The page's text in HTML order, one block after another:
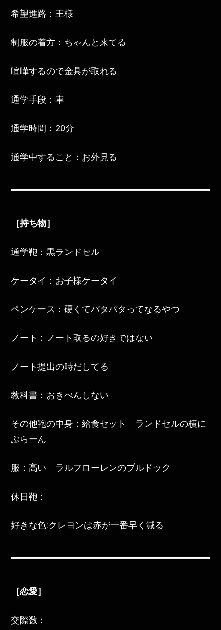
希望進路：王様
制服の着方：ちゃんと来てる
喧嘩するので金具が取れる
通学手段：車
通学時間：20分
通学中すること：お外見る
［持ち物］
通学鞄：黒ランドセル
ケータイ：お子様ケータイ
ペンケース：硬くてパタパタってなるやつ
ノート：ノート取るの好きではない
ノート提出の時だしてる
教科書：おきべんしない
その他鞄の中身：給食セット ランドセルの横に
ぶらーん
服：高い ラルフローレンのブルドック
休日鞄：
好きな色:クレヨンは赤が一番早く減る
［恋愛］
交際数：